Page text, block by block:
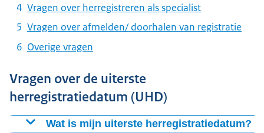
Vragen over herregistreren als specialist
Vragen over afmelden/ doorhalen van registratie
Overige vragen
Vragen over de uiterste
herregistratiedatum (UHD)
Wat is mijn uiterste herregistratiedatum?